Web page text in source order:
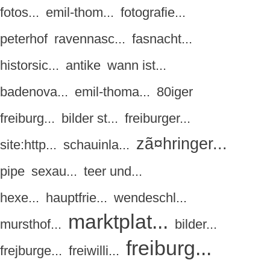
fotos... emil-thom... fotografie...
peterhof ravennasc... fasnacht...
historsic... antike wann ist...
badenova... emil-thoma... 80iger
freiburg... bilder st... freiburger...
site:http... schauinla... zã¤hringer...
pipe sexau... teer und...
hexe... hauptfrie... wendeschl...
mursthof... marktplat... bilder...
frejburge... freiwilli... freiburg...